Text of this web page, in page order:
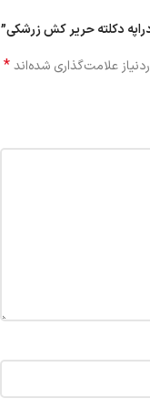
دکلته حریر کش زرشکی”
علامت‌گذاری شده‌اند*